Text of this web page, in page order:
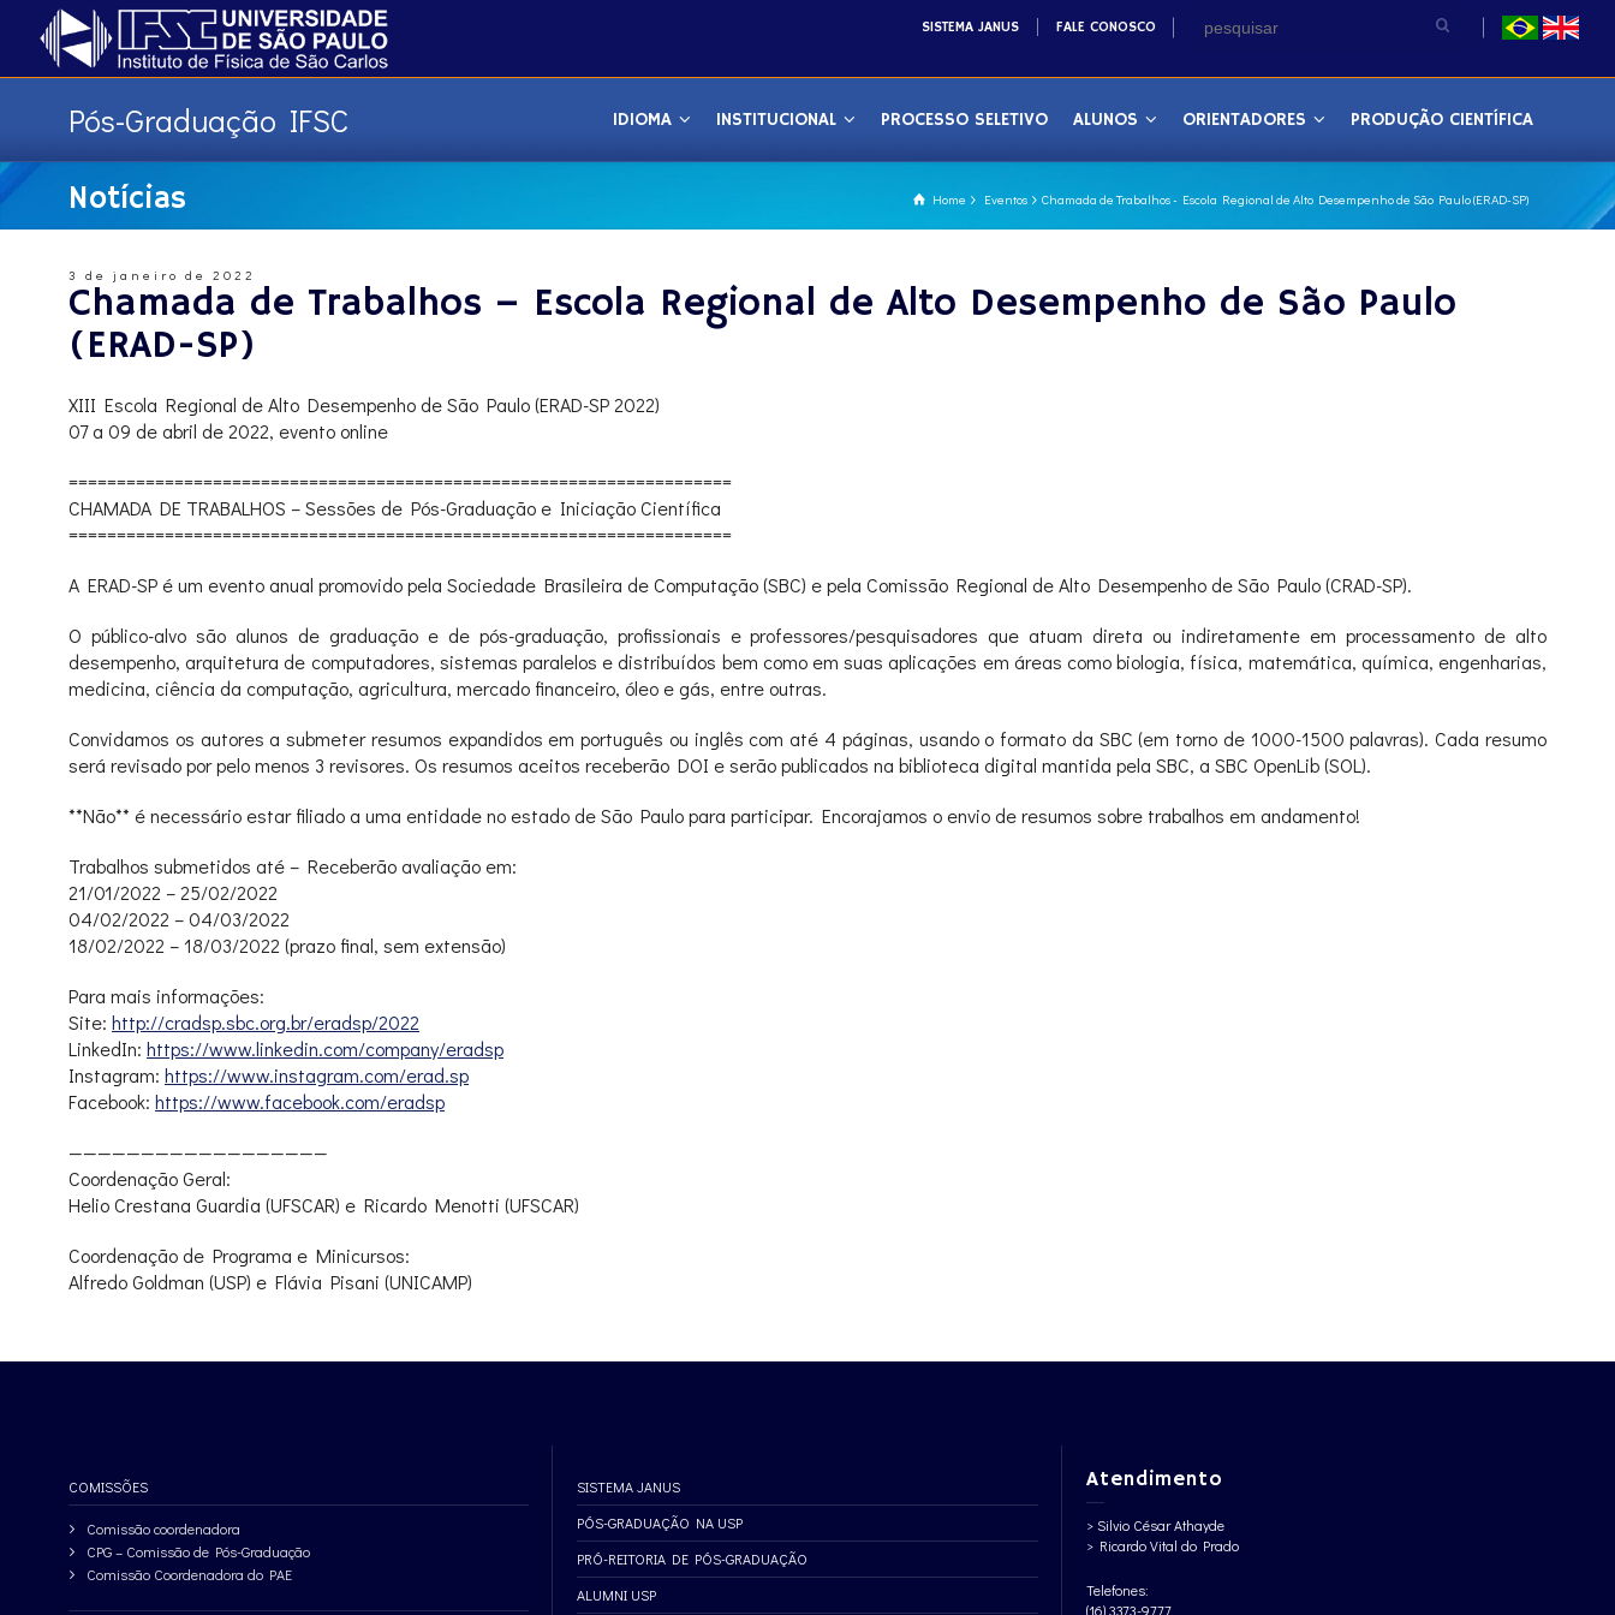
SISTEMA JANUS FALE CONOSCO
Pós-Graduação IFSC IDIOMA INSTITUCIONAL PROCESSO SELETIVO ALUNOS ORIENTADORES PRODUÇÃO CIENTÍFICA
Home Eventos Chamada de Trabalhos - Escola Regional de Alto Desempenho de São Paulo (ERAD-SP)
Notícias
3 de janeiro de 2022
Chamada de Trabalhos – Escola Regional de Alto Desempenho de São Paulo
(ERAD-SP)
XIII Escola Regional de Alto Desempenho de São Paulo (ERAD-SP 2022)
07 a 09 de abril de 2022, evento online
=====================================================================
CHAMADA DE TRABALHOS – Sessões de Pós-Graduação e Iniciação Científica
=====================================================================
A ERAD-SP é um evento anual promovido pela Sociedade Brasileira de Computação (SBC) e pela Comissão Regional de Alto Desempenho de São Paulo (CRAD-SP).
O público-alvo são alunos de graduação e de pós-graduação, profissionais e professores/pesquisadores que atuam direta ou indiretamente em processamento de alto
desempenho, arquitetura de computadores, sistemas paralelos e distribuídos bem como em suas aplicações em áreas como biologia, física, matemática, química, engenharias,
medicina, ciência da computação, agricultura, mercado financeiro, óleo e gás, entre outras.
Convidamos os autores a submeter resumos expandidos em português ou inglês com até 4 páginas, usando o formato da SBC (em torno de 1000-1500 palavras). Cada resumo
será revisado por pelo menos 3 revisores. Os resumos aceitos receberão DOI e serão publicados na biblioteca digital mantida pela SBC, a SBC OpenLib (SOL).
**Não** é necessário estar filiado a uma entidade no estado de São Paulo para participar. Encorajamos o envio de resumos sobre trabalhos em andamento!
Trabalhos submetidos até – Receberão avaliação em:
21/01/2022 – 25/02/2022
04/02/2022 – 04/03/2022
18/02/2022 – 18/03/2022 (prazo final, sem extensão)
Para mais informações:
Site: http://cradsp.sbc.org.br/eradsp/2022
LinkedIn: https://www.linkedin.com/company/eradsp
Instagram: https://www.instagram.com/erad.sp
Facebook: https://www.facebook.com/eradsp
——————————————————
Coordenação Geral:
Helio Crestana Guardia (UFSCAR) e Ricardo Menotti (UFSCAR)
Coordenação de Programa e Minicursos:
Alfredo Goldman (USP) e Flávia Pisani (UNICAMP)
COMISSÕES
Comissão coordenadora
CPG – Comissão de Pós-Graduação
Comissão Coordenadora do PAE
SISTEMA JANUS
PÓS-GRADUAÇÃO NA USP
PRÓ-REITORIA DE PÓS-GRADUAÇÃO
ALUMNI USP
Atendimento
> Silvio César Athayde
> Ricardo Vital do Prado
Telefones:
(16) 3373-9777